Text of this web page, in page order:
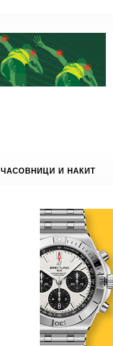
ЧАСОВНИЦИ И НАКИТ